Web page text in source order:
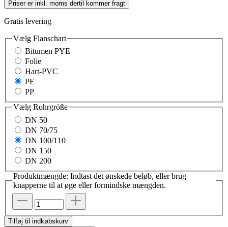
Priser er inkl. moms dertil kommer fragt
Gratis levering
Vælg Flanschart
Bitumen PYE
Folie
Hart-PVC
PE
PP
Vælg Rohrgröße
DN 50
DN 70/75
DN 100/110
DN 150
DN 200
Produktmængde: Indtast det ønskede beløb, eller brug
knapperne til at øge eller formindske mængden.
Tilføj til indkøbskurv